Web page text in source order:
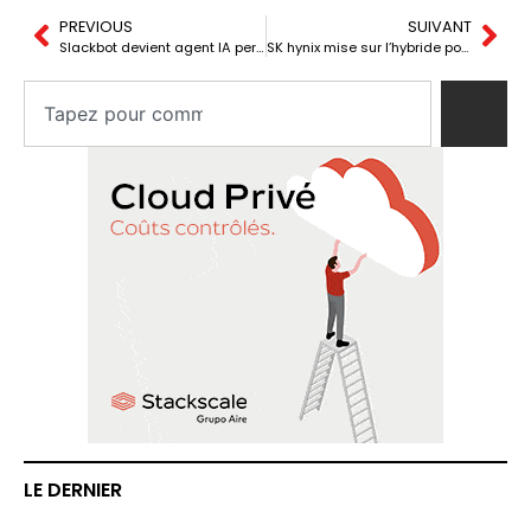
PREVIOUS
Slackbot devient agent IA personnel : Slack réinvente son assistant
SUIVANT
SK hynix mise sur l’hybride pour la HBM5 et la mémoire IA
LE DERNIER